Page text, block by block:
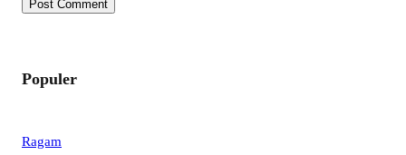
Populer
Ragam